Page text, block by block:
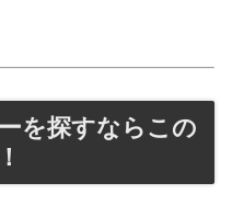
を探すならこの